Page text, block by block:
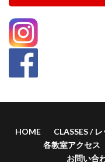
HOME CLASSES /
各教室アクセス
お問い合